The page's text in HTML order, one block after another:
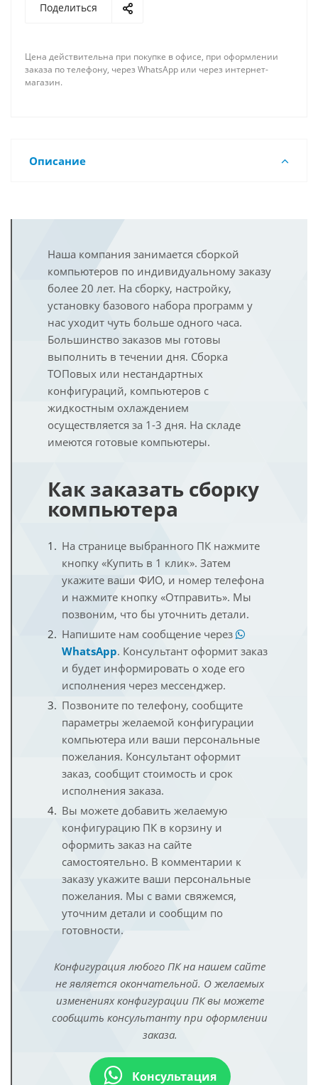
Поделиться
Цена действительна при покупке в офисе, при оформлении
заказа по телефону, через WhatsApp или через интернет-
магазин.
Описание
Наша компания занимается сборкой
компьютеров по индивидуальному заказу
более 20 лет. На сборку, настройку,
установку базового набора программ у
нас уходит чуть больше одного часа.
Большинство заказов мы готовы
выполнить в течении дня. Сборка
ТОПовых или нестандартных
конфигураций, компьютеров с
жидкостным охлаждением
осуществляется за 1-3 дня. На складе
имеются готовые компьютеры.
Как заказать сборку
компьютера
На странице выбранного ПК нажмите
кнопку «Купить в 1 клик». Затем
укажите ваши ФИО, и номер телефона
и нажмите кнопку «Отправить». Мы
позвоним, что бы уточнить детали.
Напишите нам сообщение через
WhatsApp. Консультант оформит заказ
и будет информировать о ходе его
исполнения через мессенджер.
Позвоните по телефону, сообщите
параметры желаемой конфигурации
компьютера или ваши персональные
пожелания. Консультант оформит
заказ, сообщит стоимость и срок
исполнения заказа.
Вы можете добавить желаемую
конфигурацию ПК в корзину и
оформить заказ на сайте
самостоятельно. В комментарии к
заказу укажите ваши персональные
пожелания. Мы с вами свяжемся,
уточним детали и сообщим по
готовности.
Конфигурация любого ПК на нашем сайте
не является окончательной. О желаемых
изменениях конфигурации ПК вы можете
сообщить консультанту при оформлении
заказа.
Консультация